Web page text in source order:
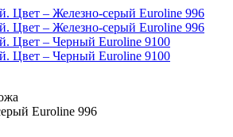
Euroline 996